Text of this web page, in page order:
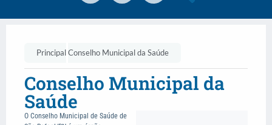
PrincipalConselho Municipal da Saúde
Conselho Municipal da
Saúde
O Conselho Municipal de Saúde de